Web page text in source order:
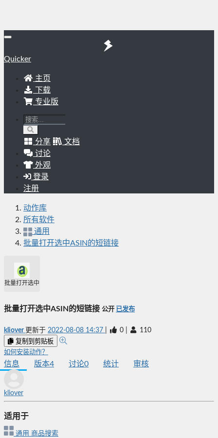
Quicker
主页
下载
专业版
分享
文档
讨论
外观
登录
注册
动作库
所有软件
通用
批量打开选中ASIN的短链接
批量打开选中ASIN的短链接
批量打开选中ASIN的短链接 公开 已发布
kliover 更新于 2022-08-08 14:37 0 110
复制到剪贴板
如何安装动作？
信息 版本4 讨论0 统计 审核
kliover
适用于
通用 商品搜索